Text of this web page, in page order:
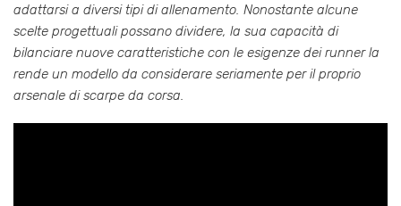
adattarsi a diversi tipi di allenamento. Nonostante alcune
scelte progettuali possano dividere, la sua capacità di
bilanciare nuove caratteristiche con le esigenze dei runner la
rende un modello da considerare seriamente per il proprio
arsenale di scarpe da corsa.